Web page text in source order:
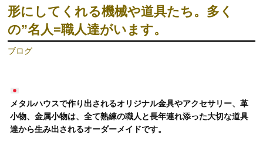
形にしてくれる機械や道具たち。多く
の”名人=職人達がいます。
ブログ
メタルハウスで作り出されるオリジナル金具やアクセサリー、革
小物、金属小物は、全て熟練の職人と長年連れ添った大切な道具
達から生み出されるオーダーメイドです。